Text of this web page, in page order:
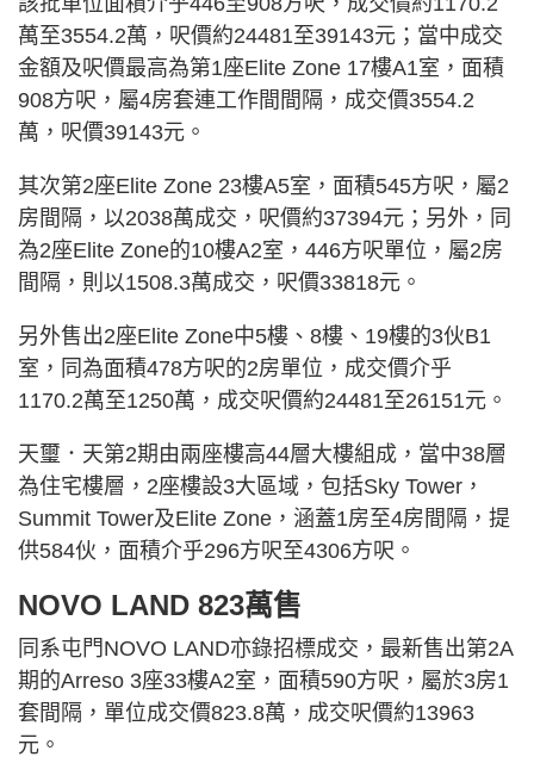
萬至3554.2萬，呎價約24481至39143元；當中成交
金額及呎價最高為第1座Elite Zone 17樓A1室，面積
908方呎，屬4房套連工作間間隔，成交價3554.2
萬，呎價39143元。
其次第2座Elite Zone 23樓A5室，面積545方呎，屬2
房間隔，以2038萬成交，呎價約37394元；另外，同
為2座Elite Zone的10樓A2室，446方呎單位，屬2房
間隔，則以1508.3萬成交，呎價33818元。
另外售出2座Elite Zone中5樓、8樓、19樓的3伙B1
室，同為面積478方呎的2房單位，成交價介乎
1170.2萬至1250萬，成交呎價約24481至26151元。
天璽．天第2期由兩座樓高44層大樓組成，當中38層
為住宅樓層，2座樓設3大區域，包括Sky Tower，
Summit Tower及Elite Zone，涵蓋1房至4房間隔，提
供584伙，面積介乎296方呎至4306方呎。
NOVO LAND 823萬售
同系屯門NOVO LAND亦錄招標成交，最新售出第2A
期的Arreso 3座33樓A2室，面積590方呎，屬於3房1
套間隔，單位成交價823.8萬，成交呎價約13963
元。